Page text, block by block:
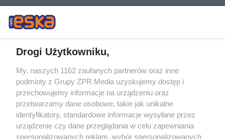
Drogi Użytkowniku,
My, naszych 1162 zaufanych partnerów oraz inne
podmioty z Grupy ZPR Media uzyskujemy dostęp i
przechowujemy informacje na urządzeniu oraz
przetwarzamy dane osobowe, takie jak unikalne
identyfikatory, standardowe informacje wysyłane przez
urządzenie czy dane przeglądania w celu zapewniania
spersonalizowanych reklam, wybór spersonalizowanych